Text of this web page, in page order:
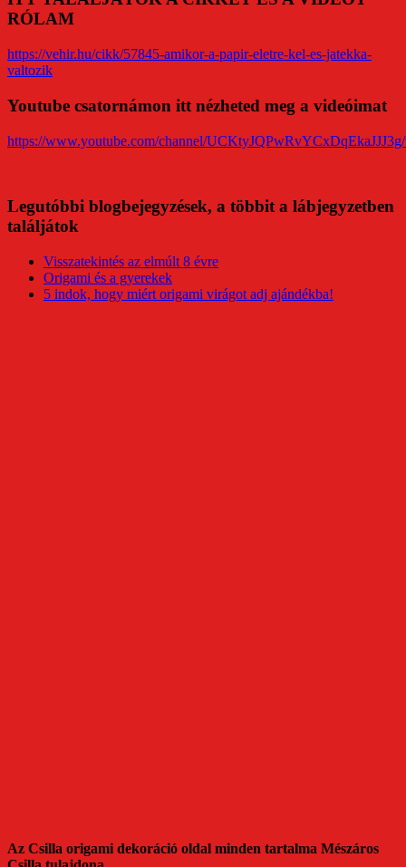
RÓLAM
https://vehir.hu/cikk/57845-amikor-a-papir-eletre-kel-es-jatekka-
valtozik
Youtube csatornámon itt nézheted meg a videóimat
https://www.youtube.com/channel/
Legutóbbi blogbejegyzések, a többit a lábjegyzetben
találjátok
Visszatekintés az elmúlt 8 évre
Origami és a gyerekek
5 indok, hogy miért origami virágot adj ajándékba!
Az Csilla origami dekoráció oldal minden tartalma Mészáros